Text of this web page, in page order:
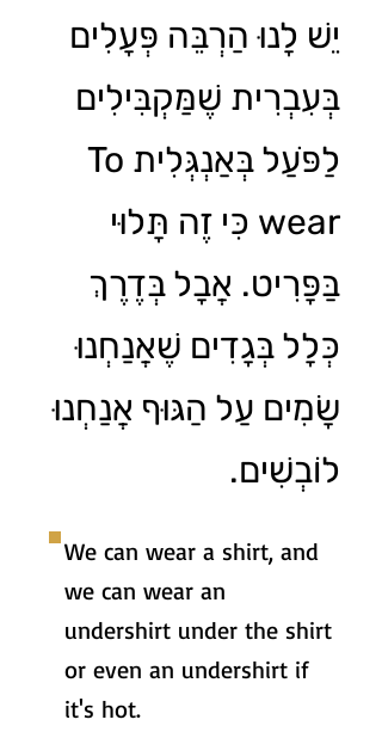
יֵשׁ לָנוּ הַרְבֵּה פְּעָלִים
בְּעִבְרִית שֶׁמַּקְבִּילִים
לַפֺּעַל בְּאַנְגְּלִית To
wear כִּי זֶה תָּלוּי
בַּפָּרִיט. אֲבָל בְּדֶרֶךְ
כְּלָל בְּגָדִים שֶׁאֲנַחְנוּ
שָׂמִים עַל הַגּוּף אֲנַחְנוּ
לוֹבְשִׁים.
We can wear a shirt, and
we can wear an
undershirt under the shirt
or even an undershirt if
it's hot.